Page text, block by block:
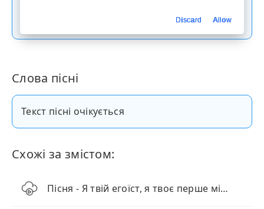
Слова пісні
Текст пісні очікується
Схожі за змістом:
Пісня - Я твій егоїст, я твоє перше місце
Discard Allow